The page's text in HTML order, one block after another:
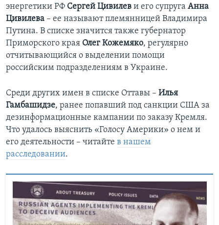
энергетики РФ Сергей Цивилев и его супруга Анна
Цивилева – ее называют племянницей Владимира
Путина. В списке значится также губернатор
Приморского края Олег Кожемяко, регулярно
отчитывающийся о выделении помощи
российским подразделениям в Украине.
Среди других имен в списке Оттавы – Илья
Гамбашидзе, ранее попавший под санкции США за
дезинформационные кампании по заказу Кремля.
Что удалось выяснить «Голосу Америки» о нем и
его деятельности – читайте в нашем
расследовании.